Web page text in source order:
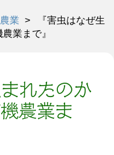
農業 >
『害虫はなぜ生
業まで』
れたのか
農業ま